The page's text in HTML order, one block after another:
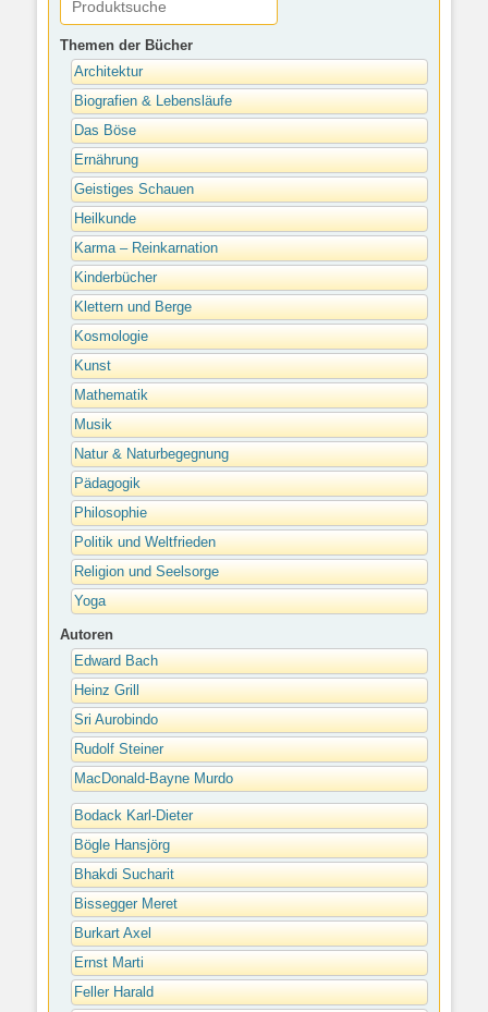
Themen der Bücher
Architektur
Biografien & Lebensläufe
Das Böse
Ernährung
Geistiges Schauen
Heilkunde
Karma – Reinkarnation
Kinderbücher
Klettern und Berge
Kosmologie
Kunst
Mathematik
Musik
Natur & Naturbegegnung
Pädagogik
Philosophie
Politik und Weltfrieden
Religion und Seelsorge
Yoga
Autoren
Edward Bach
Heinz Grill
Sri Aurobindo
Rudolf Steiner
MacDonald-Bayne Murdo
Bodack Karl-Dieter
Bögle Hansjörg
Bhakdi Sucharit
Bissegger Meret
Burkart Axel
Ernst Marti
Feller Harald